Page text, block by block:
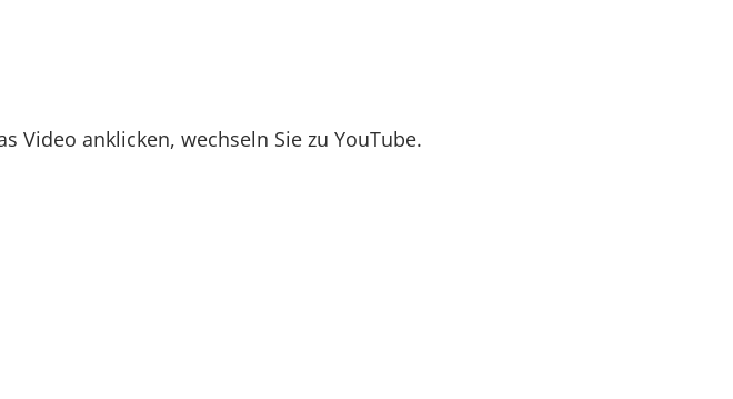
Video anklicken, wechseln Sie zu YouTube.